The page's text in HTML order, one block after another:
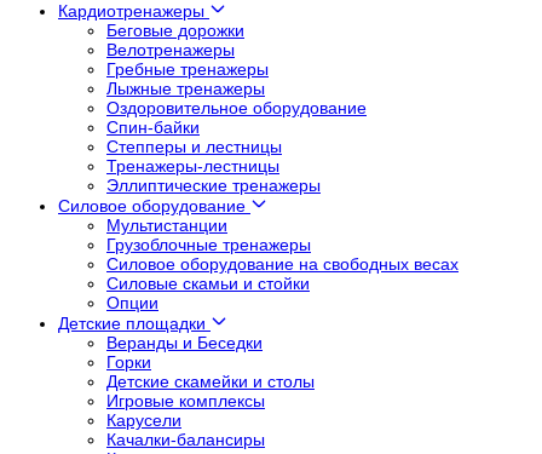
Кардиотренажеры
Беговые дорожки
Велотренажеры
Гребные тренажеры
Лыжные тренажеры
Оздоровительное оборудование
Спин-байки
Степперы и лестницы
Тренажеры-лестницы
Эллиптические тренажеры
Силовое оборудование
Мультистанции
Грузоблочные тренажеры
Силовое оборудование на свободных весах
Силовые скамьи и стойки
Опции
Детские площадки
Веранды и Беседки
Горки
Детские скамейки и столы
Игровые комплексы
Карусели
Качалки-балансиры